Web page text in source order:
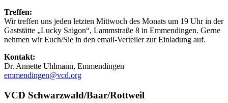
Treffen:
Wir treffen uns jeden letzten Mittwoch des Monats um 19 Uhr in der
Gaststätte „Lucky Saigon“, Lammstraße 8 in Emmendingen. Gerne
nehmen wir Euch/Sie in den email-Verteiler zur Einladung auf.
Kontakt:
Dr. Annette Uhlmann, Emmendingen
emmendingen@vcd.org
VCD Schwarzwald/Baar/Rottweil